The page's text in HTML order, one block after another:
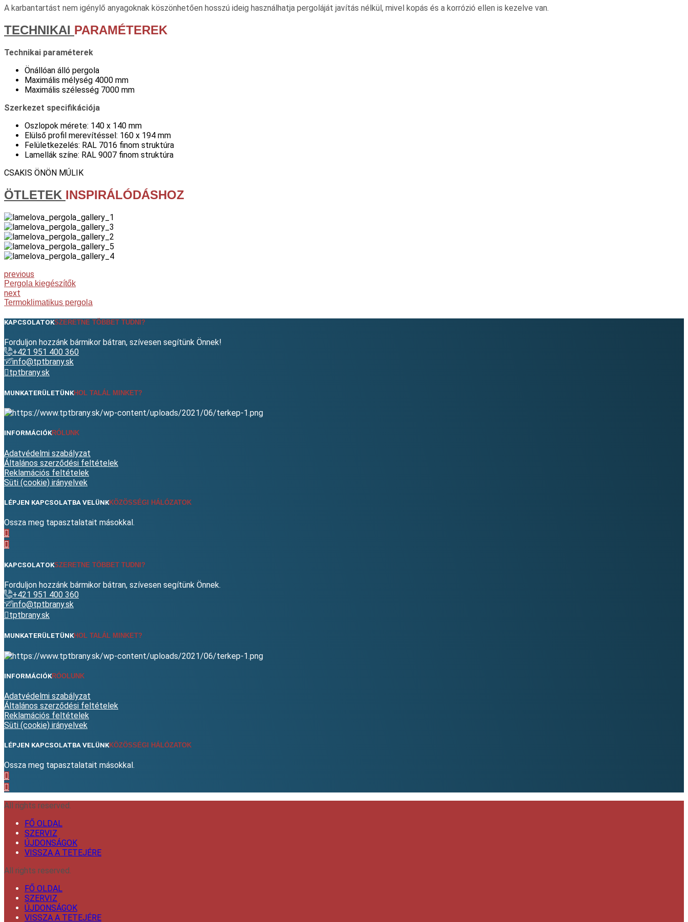
A karbantartást nem igénylő anyagoknak köszönhetően hosszú ideig használhatja pergoláját javítás nélkül, mivel kopás és a korrózió ellen is kezelve van.
TECHNIKAI PARAMÉTEREK
Technikai paraméterek
Önállóan álló pergola
Maximális mélység 4000 mm
Maximális szélesség 7000 mm
Szerkezet specifikációja
Oszlopok mérete: 140 x 140 mm
Elülső profil merevítéssel: 160 x 194 mm
Felületkezelés: RAL 7016 finom struktúra
Lamellák színe: RAL 9007 finom struktúra
CSAKIS ÖNÖN MÚLIK
ÖTLETEK INSPIRÁLÓDÁSHOZ
previous
Pergola kiegészítők
next
Termoklimatikus pergola
KAPCSOLATOKSZERETNE TÖBBET TUDNI?
Forduljon hozzánk bármikor bátran, szívesen segítünk Önnek!
+421 951 400 360
info@tptbrany.sk
tptbrany.sk
MUNKATERÜLETÜNKHOL TALÁL MINKET?
INFORMÁCIÓKRÓLUNK
Adatvédelmi szabályzat
Általános szerződési feltételek
Reklamációs feltételek
Süti (cookie) irányelvek
LÉPJEN KAPCSOLATBA VELÜNKKÖZÖSSÉGI HÁLÓZATOK
Ossza meg tapasztalatait másokkal.
KAPCSOLATOKSZERETNE TÖBBET TUDNI?
Forduljon hozzánk bármikor bátran, szívesen segítünk Önnek.
+421 951 400 360
info@tptbrany.sk
tptbrany.sk
MUNKATERÜLETÜNKHOL TALÁL MINKET?
INFORMÁCIÓKRÓOLUNK
Adatvédelmi szabályzat
Általános szerződési feltételek
Reklamációs feltételek
Süti (cookie) irányelvek
LÉPJEN KAPCSOLATBA VELÜNKKÖZÖSSÉGI HÁLÓZATOK
Ossza meg tapasztalatait másokkal.
All rights reserved.
FŐ OLDAL
SZERVIZ
ÚJDONSÁGOK
VISSZA A TETEJÉRE
All rights reserved.
FŐ OLDAL
SZERVIZ
ÚJDONSÁGOK
VISSZA A TETEJÉRE